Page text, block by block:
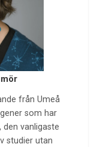
från Umeå
som har
vanligaste
studier utan